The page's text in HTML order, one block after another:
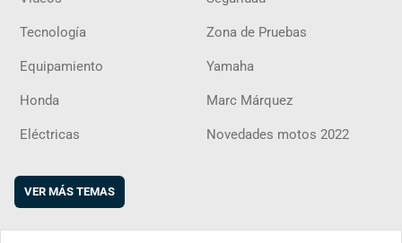
Tecnología Zona de Pruebas
Equipamiento Yamaha
Honda Marc Márquez
Eléctricas Novedades motos 2022
VER MÁS TEMAS